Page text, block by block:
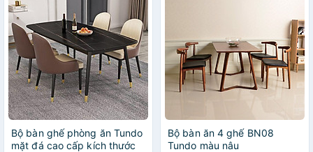
Bộ bàn ghế phòng ăn Tundo
mặt đá cao cấp kích thước
Bộ bàn ăn 4 ghế BN08
Tundo màu nâu